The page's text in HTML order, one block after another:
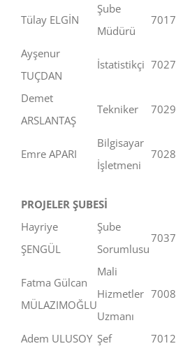
Tülay ELGİN
Şube
Müdürü
7017
Ayşenur
TUÇDAN
İstatistikçi 7027
Demet
ARSLANTAŞ
Tekniker 7029
Emre APARI
Bilgisayar
İşletmeni
7028
PROJELER ŞUBESİ
Hayriye
ŞENGÜL
Şube
Sorumlusu
7037
Fatma Gülcan
MÜLAZIMOĞLU
Mali
Hizmetler
Uzmanı
7008
Adem ULUSOY Şef 7012